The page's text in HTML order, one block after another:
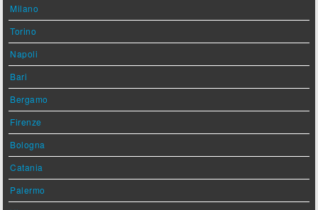
Milano
Torino
Napoli
Bari
Bergamo
Firenze
Bologna
Catania
Palermo